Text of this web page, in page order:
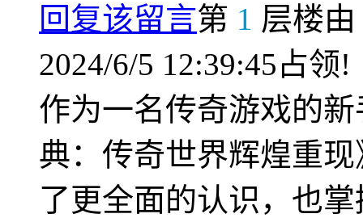
回复该留言第 1 层楼由
2024/6/5 12:39:45占领!
作为一名传奇游戏的
典：传奇世界辉煌重
了更全面的认识，也